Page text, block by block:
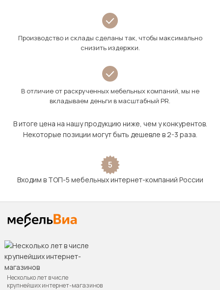
Производство и склады сделаны так, чтобы максимально
снизить издержки.
В отличие от раскрученных мебельных компаний, мы не
вкладываем деньги в масштабный PR.
В итоге цена на нашу продукцию ниже, чем у конкурентов.
Некоторые позиции могут быть дешевле в 2-3 раза.
5
Входим в ТОП-5 мебельных интернет-компаний России
Несколько лет в числе
крупнейших интернет-магазинов